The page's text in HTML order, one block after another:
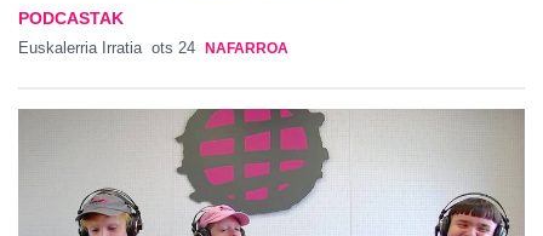
PODCASTAK
Euskalerria Irratia ots 24 NAFARROA